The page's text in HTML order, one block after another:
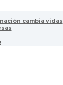
cambia vidas